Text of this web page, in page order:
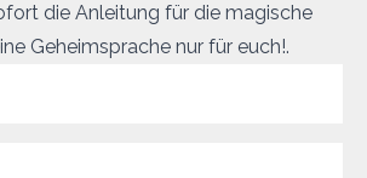
die Anleitung für die magische
Geheimsprache nur für euch!.